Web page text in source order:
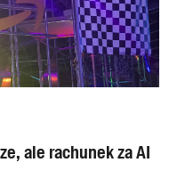
ale rachunek za AI